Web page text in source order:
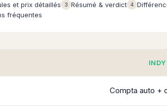
et prix détaillés 3 Résumé & verdict 4
fréquentes
INDY
Compta auto +